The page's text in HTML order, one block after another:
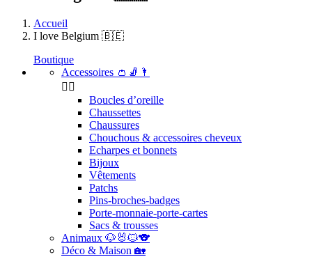
Accueil
I love Belgium 🇧🇪
Boutique
Accessoires 👛🧦🌂
 
Boucles d’oreille
Chaussettes
Chaussures
Chouchous & accessoires cheveux
Echarpes et bonnets
Bijoux
Vêtements
Patchs
Pins-broches-badges
Porte-monnaie-porte-cartes
Sacs & trousses
Animaux 🐶🐰🐱🐨
Déco & Maison 🏡